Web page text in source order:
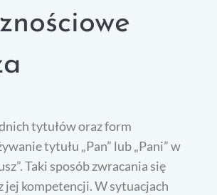
tytułów oraz form
tytułu „Pan” lub „Pani” w
Taki sposób zwracania się
jej kompetencji. W sytuacjach